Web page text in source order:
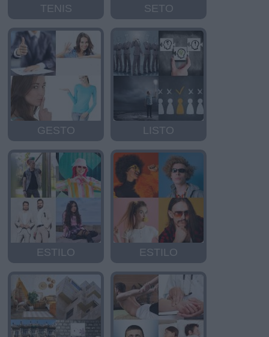
TENIS SETO
GESTO LISTO
ESTILO ESTILO